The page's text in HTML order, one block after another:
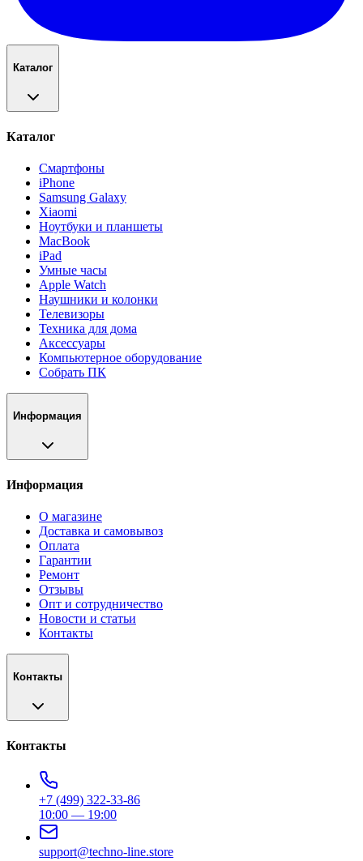
Каталог
Каталог
Смартфоны
iPhone
Samsung Galaxy
Xiaomi
Ноутбуки и планшеты
MacBook
iPad
Умные часы
Apple Watch
Наушники и колонки
Телевизоры
Техника для дома
Аксессуары
Компьютерное оборудование
Собрать ПК
Информация
Информация
О магазине
Доставка и самовывоз
Оплата
Гарантии
Ремонт
Отзывы
Опт и сотрудничество
Новости и статьи
Контакты
Контакты
Контакты
+7 (499) 322-33-86
10:00 — 19:00
support@techno-line.store